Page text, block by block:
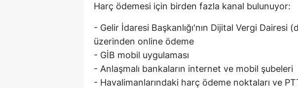
Harç ödemesi için birden fazla kanal bulunuyor:
- Gelir İdaresi Başkanlığı'nın Dijital Vergi Dairesi
üzerinden online ödeme
- GİB mobil uygulaması
- Anlaşmalı bankaların internet ve mobil şubeleri
- Havalimanlarındaki harç ödeme noktaları ve